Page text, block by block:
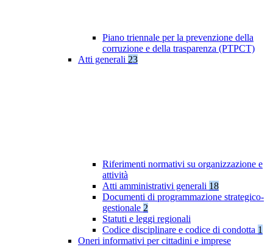
Piano triennale per la prevenzione della
corruzione e della trasparenza (PTPCT)
Atti generali 23
Riferimenti normativi su organizzazione e
attività
Atti amministrativi generali 18
Documenti di programmazione strategico-
gestionale 2
Statuti e leggi regionali
Codice disciplinare e codice di condotta 1
Oneri informativi per cittadini e imprese